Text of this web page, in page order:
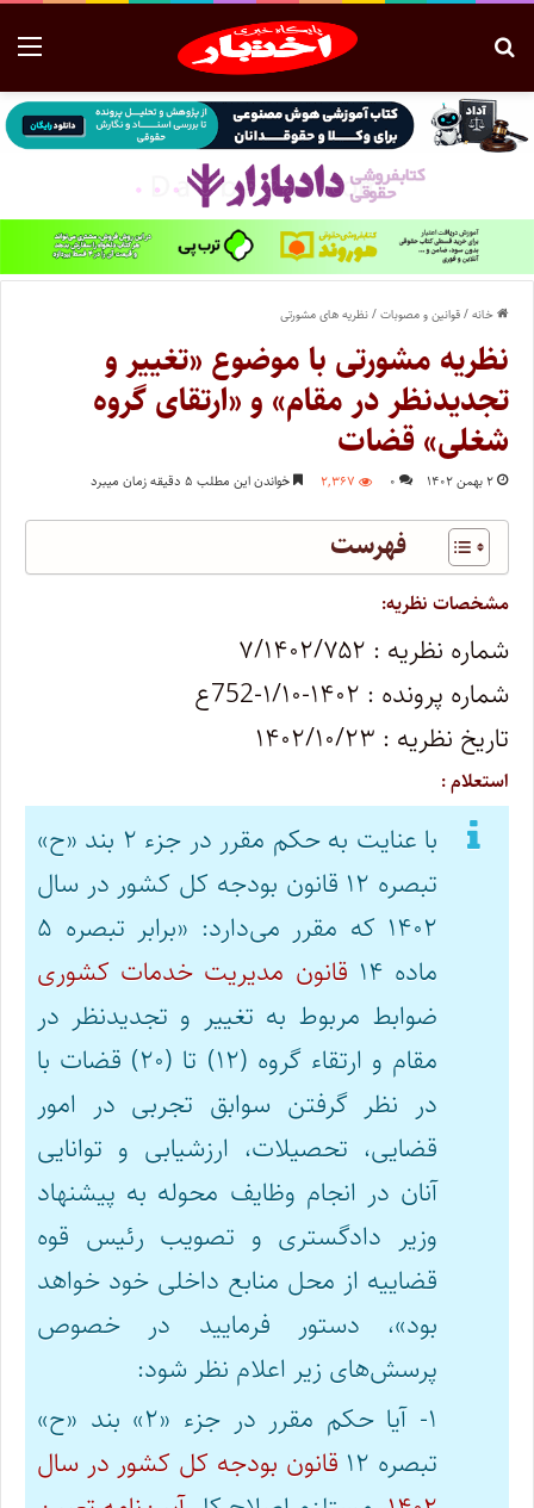
خانه/قوانین و مصوبات/نظریه های مشورتی
نظریه مشورتی با موضوع «تغییر و
تجدیدنظر در مقام» و «ارتقای گروه
شغلی» قضات
۲ بهمن ۱۴۰۲ ۰ ۲,۳۶۷ خواندن این مطلب ۵ دقیقه زمان میبرد
فهرست
مشخصات نظریه:
شماره نظریه : ۷/۱۴۰۲/۷۵۲
شماره پرونده : ۱۴۰۲-۱/۱۰-752ع
تاریخ نظریه : ۱۴۰۲/۱۰/۲۳
استعلام :
با عنایت به حکم مقرر در جزء ۲ بند «ح»
تبصره ۱۲ قانون بودجه کل کشور در سال
۱۴۰۲ که مقرر می‌دارد: «برابر تبصره ۵
ماده ۱۴
قانون مدیریت خدمات کشوری
ضوابط مربوط به تغییر و تجدیدنظر در
مقام و ارتقاء گروه (۱۲) تا (۲۰) قضات با
در نظر گرفتن سوابق تجربی در امور
قضایی، تحصیلات، ارزشیابی و توانایی
آنان در انجام وظایف محوله به پیشنهاد
وزیر دادگستری و تصویب رئیس قوه
قضاییه از محل منابع داخلی خود خواهد
بود»، دستور فرمایید در خصوص
پرسش‌های زیر اعلام نظر شود:
۱- آیا حکم مقرر در جزء «۲» بند «ح»
تبصره ۱۲
قانون بودجه کل کشور در سال